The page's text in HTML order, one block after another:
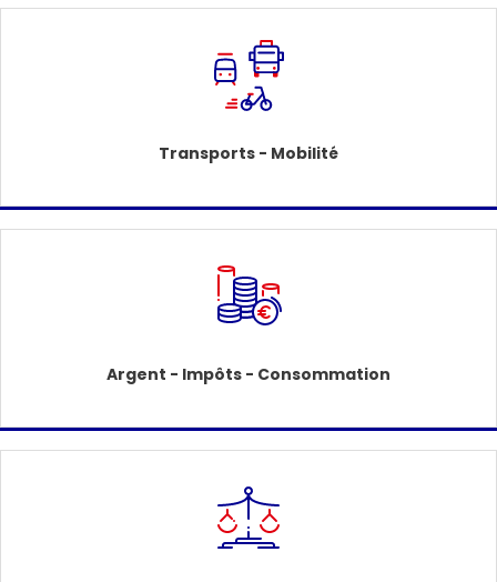
Transports - Mobilité
Argent - Impôts - Consommation